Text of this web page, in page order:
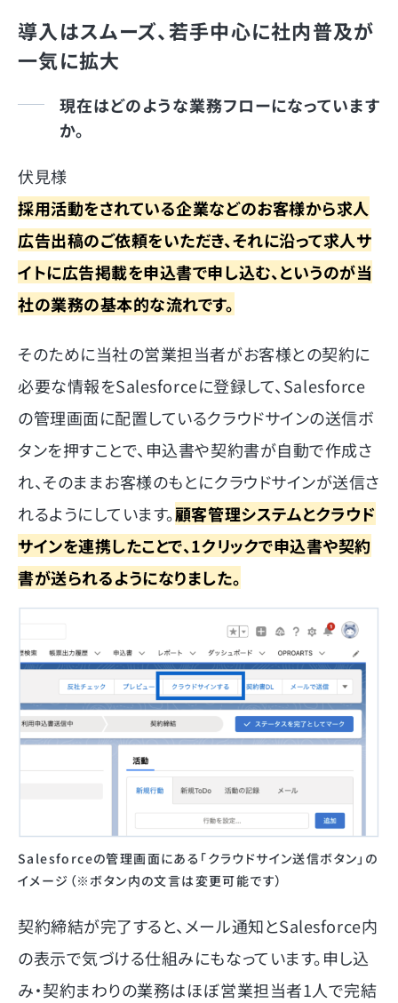
導入はスムーズ、若手中心に社内普及が
一気に拡大
現在はどのような業務フローになっています
か。
伏見様
採用活動をされている企業などのお客様から求人
広告出稿のご依頼をいただき、それに沿って求人サ
イトに広告掲載を申込書で申し込む、というのが当
社の業務の基本的な流れです。
そのために当社の営業担当者がお客様との契約に
必要な情報をSalesforceに登録して、Salesforce
の管理画面に配置しているクラウドサインの送信ボ
タンを押すことで、申込書や契約書が自動で作成さ
れ、そのままお客様のもとにクラウドサインが送信さ
れるようにしています。顧客管理システムとクラウド
サインを連携したことで、1クリックで申込書や契約
書が送られるようになりました。
Salesforceの管理画面にある「クラウドサイン送信ボタン」の
イメージ（※ボタン内の文言は変更可能です）
契約締結が完了すると、メール通知とSalesforce内
の表示で気づける仕組みにもなっています。申し込
み・契約まわりの業務はほぼ営業担当者1人で完結